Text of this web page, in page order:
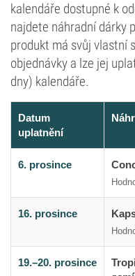
kalendáře dostupné k
najdete náhradní dárky
produkt má svůj vlastní
objednávky a lze jej
dny) kalendáře.
Datum
uplatnění
6. prosince
16. prosince
19.–20. prosince